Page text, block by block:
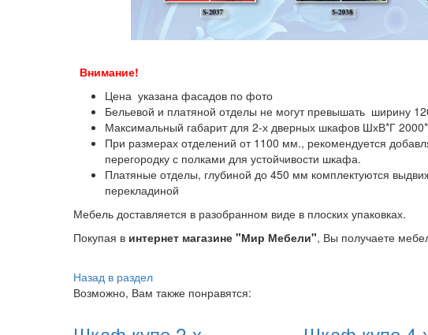
Внимание!
Цена указана фасадов по фото
Бельевой и платяной отделы не могут превышать ширину
Максимальный габарит для 2-х дверных шкафов ШхВ*Г
При размерах отделений от 1100 мм., рекомендуется
перегородку с полками для устойчивости шкафа.
Платяные отделы, глубиной до 450 мм комплектуются
перекладиной
Мебель доставляется в разобранном виде в плоских упаковках.
Покупая в интернет магазине "Мир Мебели", Вы получаете
Назад в раздел
Возможно, Вам также понравятся: